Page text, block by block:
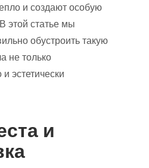
и создают особую
этой статье мы
обустроить такую
не только
эстетически
и